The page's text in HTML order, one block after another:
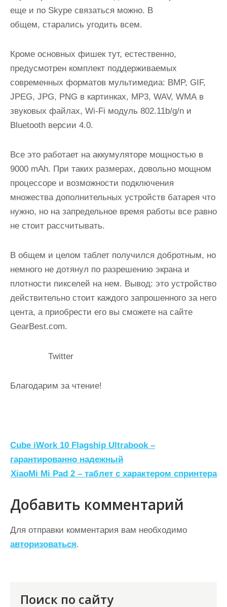
еще и по Skype связаться можно. В
общем, старались угодить всем.
Кроме основных фишек тут, естественно,
предусмотрен комплект поддерживаемых
современных форматов мультимедиа: BMP, GIF,
JPEG, JPG, PNG в картинках, MP3, WAV, WMA в
звуковых файлах, Wi-Fi модуль 802.11b/g/n и
Bluetooth версии 4.0.
Все это работает на аккумуляторе мощностью в
9000 mAh. При таких размерах, довольно мощном
процессоре и возможности подключения
множества дополнительных устройств батарея что
нужно, но на запредельное время работы все равно
не стоит рассчитывать.
В общем и целом таблет получился добротным, но
немного не дотянул по разрешению экрана и
плотности пикселей на нем. Вывод: это устройство
действительно стоит каждого запрошенного за него
цента, а приобрести его вы сможете на сайте
GearBest.com.
Twitter
Благодарим за чтение!
Н
а
в
и
г
а
ц
Cube iWork 10 Flagship Ultrabook –
гарантированно надежный
XiaoMi Mi Pad 2 – таблет с характером спринтера
Добавить комментарий
Для отправки комментария вам необходимо
авторизоваться.
Поиск по сайту